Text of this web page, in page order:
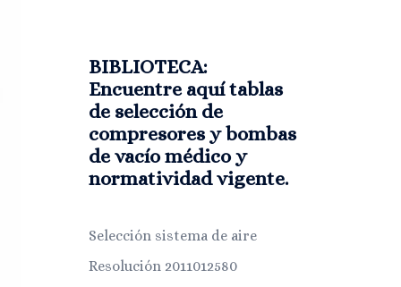
BIBLIOTECA:
Encuentre aquí tablas
de selección de
compresores y bombas
de vacío médico y
normatividad vigente.
Selección sistema de aire
Resolución 2011012580